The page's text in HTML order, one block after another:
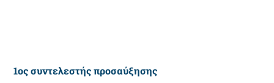
1ος συντελεστής προσαύξησης